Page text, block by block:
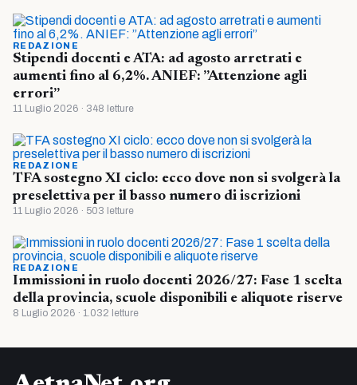
REDAZIONE
Stipendi docenti e ATA: ad agosto arretrati e
aumenti fino al 6,2%. ANIEF: ”Attenzione agli
errori”
11 Luglio 2026 · 348 letture
REDAZIONE
TFA sostegno XI ciclo: ecco dove non si svolgerà la
preselettiva per il basso numero di iscrizioni
11 Luglio 2026 · 503 letture
REDAZIONE
Immissioni in ruolo docenti 2026/27: Fase 1 scelta
della provincia, scuole disponibili e aliquote riserve
8 Luglio 2026 · 1.032 letture